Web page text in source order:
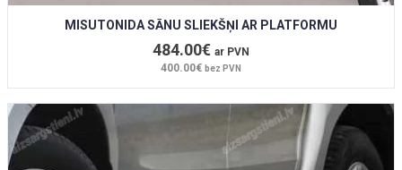
MISUTONIDA SĀNU SLIEKŠŅI AR PLATFORMU
484.00€ ar PVN
400.00€ bez PVN